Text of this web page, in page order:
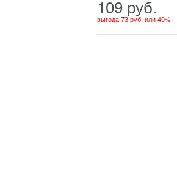
109 руб.
выгода73 руб. или40%